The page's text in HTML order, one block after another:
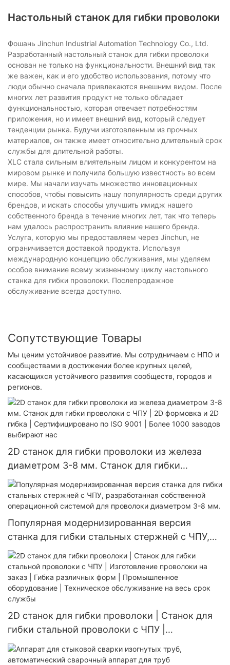
Настольный станок для гибки проволоки
Фошань Jinchun Industrial Automation Technology Co., Ltd.
Разработанный настольный станок для гибки проволоки
основан не только на функциональности. Внешний вид так
же важен, как и его удобство использования, потому что
люди обычно сначала привлекаются внешним видом. После
многих лет развития продукт не только обладает
функциональностью, которая отвечает потребностям
приложения, но и имеет внешний вид, который следует
тенденции рынка. Будучи изготовленным из прочных
материалов, он также имеет относительно длительный срок
службы для длительной работы.
XLC стала сильным влиятельным лицом и конкурентом на
мировом рынке и получила большую известность во всем
мире. Мы начали изучать множество инновационных
способов, чтобы повысить нашу популярность среди других
брендов, и искать способы улучшить имидж нашего
собственного бренда в течение многих лет, так что теперь
нам удалось распространить влияние нашего бренда.
Услуга, которую мы предоставляем через Jinchun, не
ограничивается доставкой продукта. Используя
международную концепцию обслуживания, мы уделяем
особое внимание всему жизненному циклу настольного
станка для гибки проволоки. Послепродажное
обслуживание всегда доступно.
Сопутствующие Товары
Мы ценим устойчивое развитие. Мы сотрудничаем с НПО и
сообществами в достижении более крупных целей,
касающихся устойчивого развития сообществ, городов и
регионов.
2D станок для гибки проволоки из железа
диаметром 3-8 мм. Станок для гибки
проволоки с ЧПУ | 2D формовка и 2D гибка |
Сертифицировано по ISO 9001 | Более 1000
заводов выбирают нас
Популярная модернизированная версия
станка для гибки стальных стержней с ЧПУ,
разработанная собственной операционной
системой для проволоки диаметром 3-8 мм.
2D станок для гибки проволоки | Станок для
гибки стальной проволоки с ЧПУ |
Изготовление проволоки на заказ | Гибка
различных форм | Промышленное